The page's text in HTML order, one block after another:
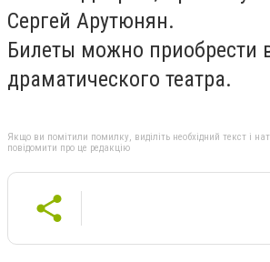
Сергей Арутюнян.
Билеты можно приобрести
драматического театра.
Якщо ви помітили помилку, виділіть необхідний текст і
повідомити про це редакцію